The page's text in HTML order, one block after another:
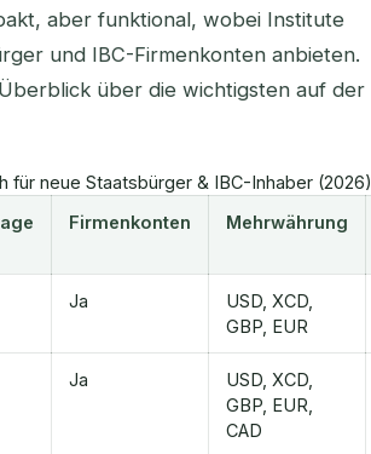
aber funktional, wobei Institute
und IBC-Firmenkonten anbieten.
über die wichtigsten auf der
für neue Staatsbürger & IBC-Inhaber (2026)
Firmenkonten Mehrwährung
Ja
USD, XCD,
GBP, EUR
Ja
USD, XCD,
GBP, EUR,
CAD